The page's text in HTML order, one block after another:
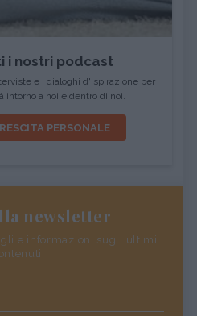
i nostri podcast
e i dialoghi d'ispirazione per
intorno a noi e dentro di noi.
PERSONALE
newsletter
e informazioni sugli ultimi